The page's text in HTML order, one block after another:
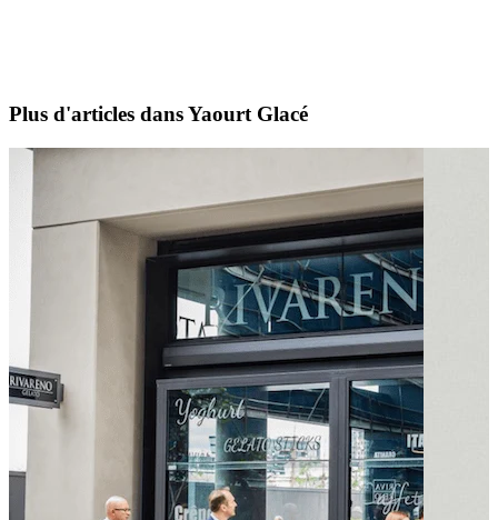
Plus d'articles dans Yaourt Glacé